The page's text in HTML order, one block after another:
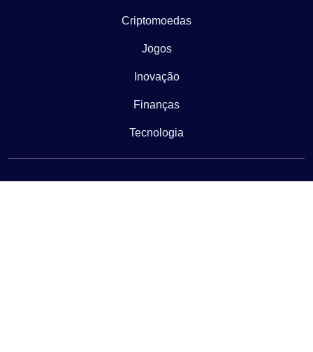
Criptomoedas
Jogos
Inovação
Finanças
Tecnologia